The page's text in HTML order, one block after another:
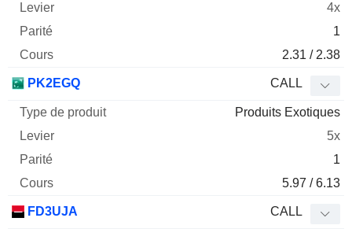
4x
1
2.31 / 2.38
PK2EGQ CALL
Produits Exotiques
5x
1
5.97 / 6.13
FD3UJA CALL